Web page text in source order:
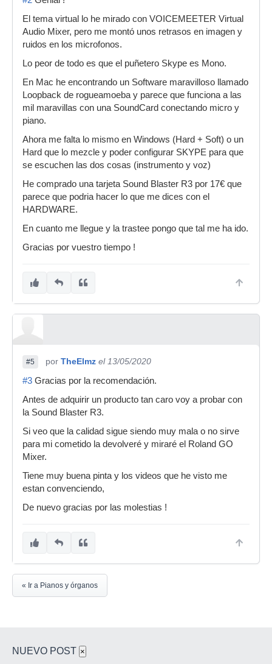
El tema virtual lo he mirado con VOICEMEETER Virtual
Audio Mixer, pero me montó unos retrasos en imagen y
ruidos en los microfonos.
Lo peor de todo es que el puñetero Skype es Mono.
En Mac he encontrando un Software maravilloso llamado
Loopback de rogueamoeba y parece que funciona a las
mil maravillas con una SoundCard conectando micro y
piano.
Ahora me falta lo mismo en Windows (Hard + Soft) o un
Hard que lo mezcle y poder configurar SKYPE para que
se escuchen las dos cosas (instrumento y voz)
He comprado una tarjeta Sound Blaster R3 por 17€ que
parece que podria hacer lo que me dices con el
HARDWARE.
En cuanto me llegue y la trastee pongo que tal me ha ido.
Gracias por vuestro tiempo !
#5 por TheElmz el 13/05/2020
#3 Gracias por la recomendación.
Antes de adquirir un producto tan caro voy a probar con
la Sound Blaster R3.
Si veo que la calidad sigue siendo muy mala o no sirve
para mi cometido la devolveré y miraré el Roland GO
Mixer.
Tiene muy buena pinta y los videos que he visto me
estan convenciendo,
De nuevo gracias por las molestias !
« Ir a Pianos y órganos
NUEVO POST ×